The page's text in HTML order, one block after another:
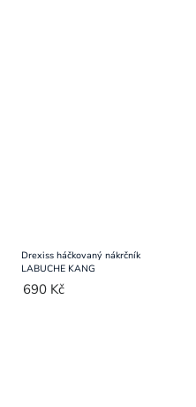
Drexiss háčkovaný nákrčník
LABUCHE KANG
690 Kč